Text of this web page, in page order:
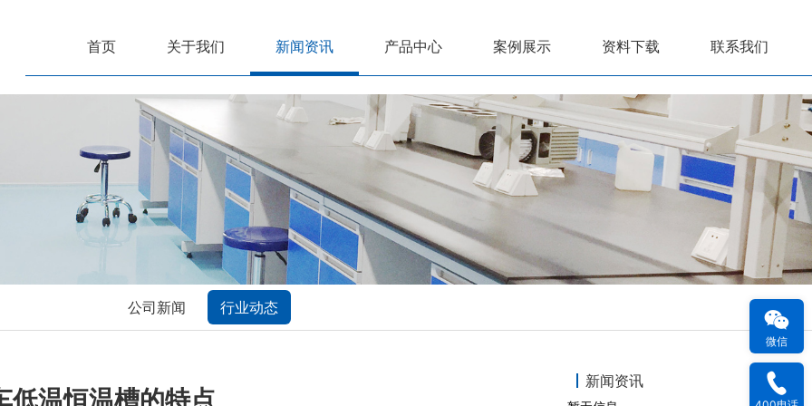
首页 关于我们 新闻资讯 产品中心 案例展示 资料下载 联系我们
公司新闻 行业动态
新闻资讯
低温恒温槽的特点
微信